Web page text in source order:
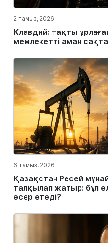
2 тамыз, 2026
Клавдий: тақты
мемлекетті аман
6 тамыз, 2026
Қазақстан Ресей
талқылап жатыр: бұл
әсер етеді?